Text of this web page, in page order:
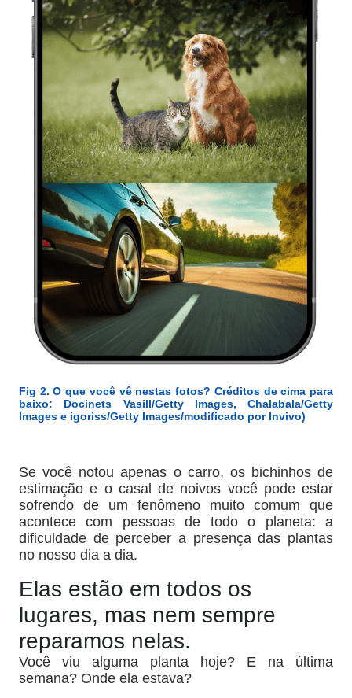
Fig 2. O que você vê nestas fotos? Créditos de cima para
baixo: Docinets Vasill/Getty Images, Chalabala/Getty
Images e igoriss/Getty Images/modificado por Invivo)
Se você notou apenas o carro, os bichinhos de
estimação e o casal de noivos você pode estar
sofrendo de um fenômeno muito comum que
acontece com pessoas de todo o planeta: a
dificuldade de perceber a presença das plantas
no nosso dia a dia.
Elas estão em todos os
lugares, mas nem sempre
reparamos nelas.
Você viu alguma planta hoje? E na última
semana? Onde ela estava?